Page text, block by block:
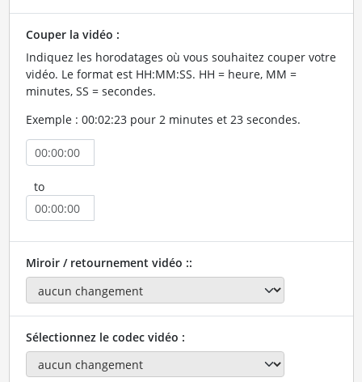
Couper la vidéo :
Indiquez les horodatages où vous souhaitez couper votre
vidéo. Le format est HH:MM:SS. HH = heure, MM =
minutes, SS = secondes.
Exemple : 00:02:23 pour 2 minutes et 23 secondes.
to
Miroir / retournement vidéo ::
Sélectionnez le codec vidéo :